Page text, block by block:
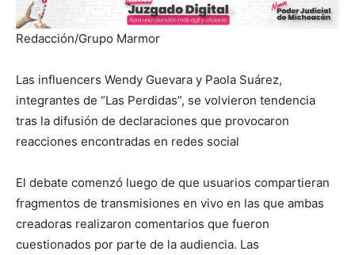
Redacción/Grupo Marmor
Las influencers Wendy Guevara y Paola Suárez,
integrantes de “Las Perdidas”, se volvieron tendencia
tras la difusión de declaraciones que provocaron
reacciones encontradas en redes social
El debate comenzó luego de que usuarios compartieran
fragmentos de transmisiones en vivo en las que ambas
creadoras realizaron comentarios que fueron
cuestionados por parte de la audiencia. Las